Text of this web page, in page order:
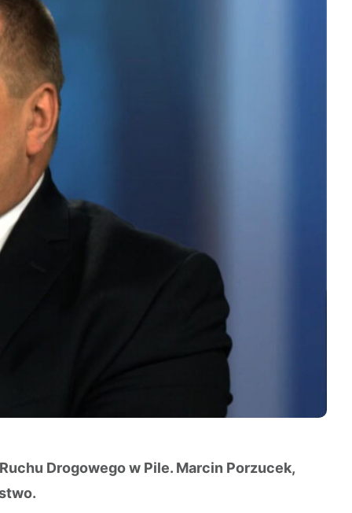
Drogowego w Pile. Marcin Porzucek,